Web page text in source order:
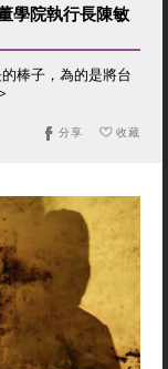
學院執行長陳敏
棒子，為的是將台
收藏
分享